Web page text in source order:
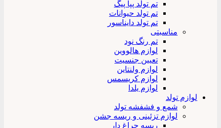
تم تولد پپا پیگ
تم تولد حیوانات
تم تولد دایناسور
مناسبتی
تم رنگ نود
لوازم هالووین
تعیین جنسیت
لوازم ولنتاین
لوازم کریسمس
لوازم یلدا
لوازم تولد
شمع و فشفشه تولد
لوازم تزئینی و ریسه جشن
ریسه چراغ دار